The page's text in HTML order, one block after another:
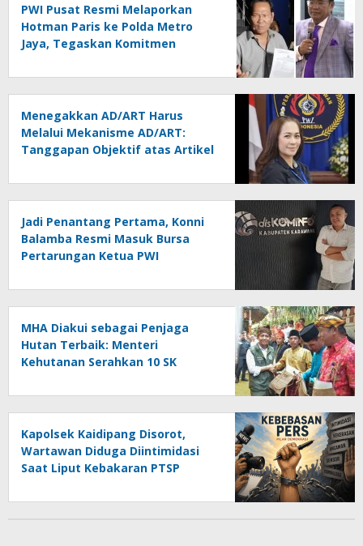
PWI Pusat Resmi Melaporkan
Hotman Paris ke Polda Metro
Jaya, Tegaskan Komitmen
Menegakkan AD/ART Harus
Melalui Mekanisme AD/ART:
Tanggapan Objektif atas Artikel
Konspirasi Melanggar Aturan”
Jadi Penantang Pertama, Konni
Balamba Resmi Masuk Bursa
Pertarungan Ketua PWI
MHA Diakui sebagai Penjaga
Hutan Terbaik: Menteri
Kehutanan Serahkan 10 SK
Jalan 2025–2029
Kapolsek Kaidipang Disorot,
Wartawan Diduga Diintimidasi
Saat Liput Kebakaran PTSP